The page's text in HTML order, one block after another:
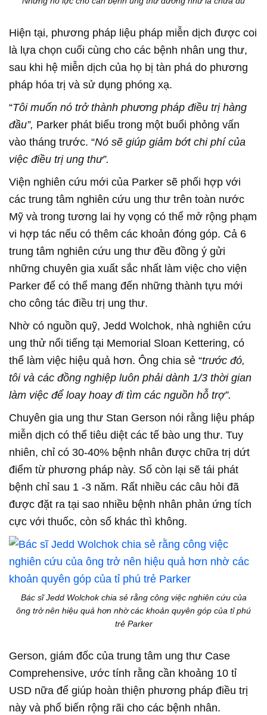
Hiện tại, phương pháp liệu pháp miễn dịch được coi
là lựa chọn cuối cùng cho các bệnh nhân ung thư,
sau khi hệ miễn dịch của họ bị tàn phá do phương
pháp hóa trị và sử dụng phóng xạ.
“Tôi muốn nó trở thành phương pháp điều trị hàng
đầu”, Parker phát biểu trong một buổi phỏng vấn
vào tháng trước. “Nó sẽ giúp giảm bớt chi phí của
việc điều trị ung thư”.
Viện nghiên cứu mới của Parker sẽ phối hợp với
các trung tâm nghiên cứu ung thư trên toàn nước
Mỹ và trong tương lai hy vọng có thể mở rộng phạm
vi hợp tác nếu có thêm các khoản đóng góp. Cả 6
trung tâm nghiên cứu ung thư đều đồng ý gửi
những chuyên gia xuất sắc nhất làm việc cho viện
Parker để có thể mang đến những thành tựu mới
cho công tác điều trị ung thư.
Nhờ có nguồn quỹ, Jedd Wolchok, nhà nghiên cứu
ung thử nổi tiếng tại Memorial Sloan Kettering, có
thể làm việc hiệu quả hơn. Ông chia sẻ “trước đó,
tôi và các đồng nghiệp luôn phải dành 1/3 thời gian
làm việc để loay hoay đi tìm các nguồn hỗ trợ”.
Chuyên gia ung thư Stan Gerson nói rằng liệu pháp
miễn dịch có thể tiêu diệt các tế bào ung thư. Tuy
nhiên, chỉ có 30-40% bệnh nhân được chữa trị dứt
điểm từ phương pháp này. Số còn lại sẽ tái phát
bệnh chỉ sau 1 -3 năm. Rất nhiều các câu hỏi đã
được đặt ra tại sao nhiều bệnh nhân phản ứng tích
cực với thuốc, còn số khác thì không.
Bác sĩ Jedd Wolchok chia sẻ rằng công việc nghiên cứu của
ông trở nên hiệu quả hơn nhờ các khoản quyên góp của tỉ phú
trẻ Parker
Gerson, giám đốc của trung tâm ung thư Case
Comprehensive, ước tính rằng cần khoảng 10 tỉ
USD nữa để giúp hoàn thiện phương pháp điều trị
này và phổ biến rộng rãi cho các bệnh nhân.